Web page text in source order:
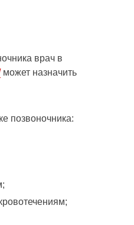
врач в
может назначить
позвоночника: